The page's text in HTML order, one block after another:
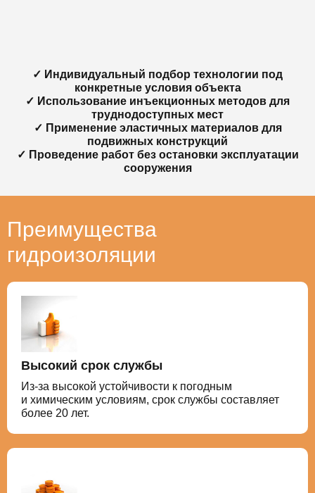
✓ Индивидуальный подбор технологии под
конкретные условия объекта
✓ Использование инъекционных методов для
труднодоступных мест
✓ Применение эластичных материалов для
подвижных конструкций
✓ Проведение работ без остановки эксплуатации
сооружения
Преимущества
гидроизоляции
Высокий срок службы
Из-за высокой устойчивости к погодным
и химическим условиям, срок службы составляет
более 20 лет.